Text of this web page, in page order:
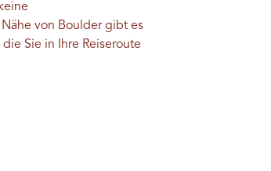
von Boulder gibt es
Sie in Ihre Reiseroute